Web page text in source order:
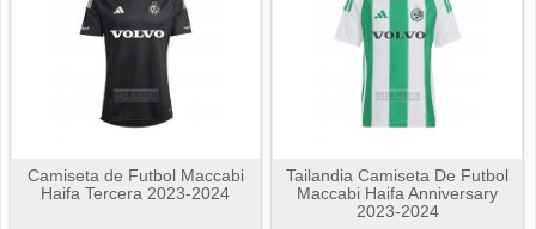
Camiseta de Futbol Maccabi
Haifa Tercera 2023-2024
Tailandia Camiseta De Futbol
Maccabi Haifa Anniversary
2023-2024